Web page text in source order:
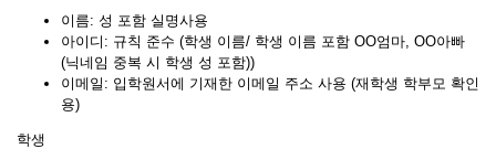
이름: 성 포함 실명사용
아이디: 규칙 준수 (학생 이름/ 학생 이름 포함 OO엄마, OO아빠
(닉네임 중복 시 학생 성 포함))
이메일: 입학원서에 기재한 이메일 주소 사용 (재학생 학부모 확인
용)
학생